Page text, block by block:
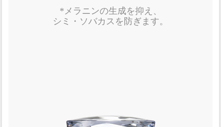
*メラニンの生成を抑え、
シミ・ソバカスを防ぎます。